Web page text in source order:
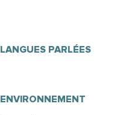
LANGUES PARLÉES
LANGUES PARLÉES
ENVIRONNEMENT
ENVIRONNEMENT